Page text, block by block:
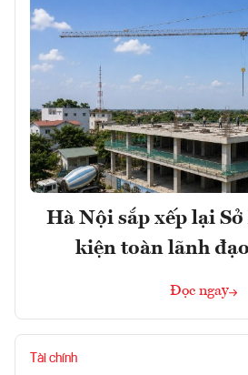
Hà Nội sắp xếp lại
kiện toàn lãnh
Đọc ngay
Tài chính